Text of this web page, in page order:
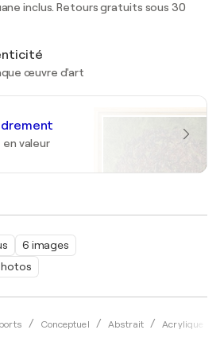
6 images
Conceptuel Abstrait Acrylique
inclus. Retours gratuits sous 30
œuvre d'art
valeur